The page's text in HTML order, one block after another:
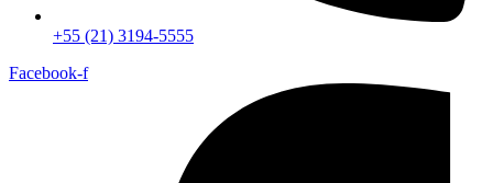
+55 (21) 3194-5555
Facebook-f